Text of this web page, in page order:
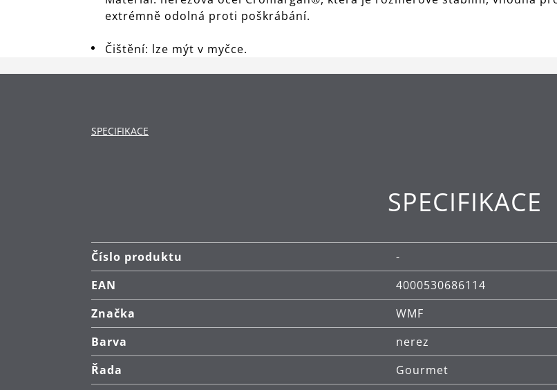
extrémně odolná proti poškrábání.
Čištění: lze mýt v myčce.
SPECIFIKACE
SPECIFIKACE
Číslo produktu
-
EAN
4000530686114
Značka
WMF
Barva
nerez
Řada
Gourmet